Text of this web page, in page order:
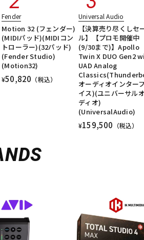
Fender
Motion 32 (フェンダー)
(MIDIパッド)(MIDIコン
トローラー)(32パッド)
(Fender Studio)
(Motion32)
¥50,820 （税込）
Universal Audio
【決算売り尽くしセ
ル】【プロモ開催中
(9/30まで)】Apollo
Twin X DUO Gen2
UAD Analog
オーディオインター
イス)(ユニバーサル
ディオ)
(UniversalAudio)
¥159,500 （税込）